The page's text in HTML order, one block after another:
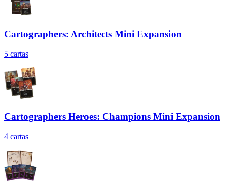
Cartographers: Architects Mini Expansion
5 cartas
Cartographers Heroes: Champions Mini Expansion
4 cartas